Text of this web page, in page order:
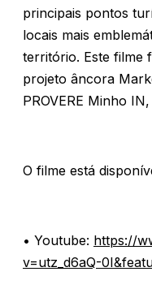
principais pontos
locais mais
território. Este filme
projeto âncora
PROVERE Minho
O filme está
• Youtube: https://
v=utz_d6aQ-